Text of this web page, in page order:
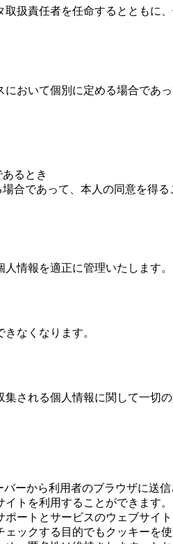
扱責任者を任命するとともに
おいて個別に定める場合であ
るとき
合であって、本人の同意を得
情報を適正に管理いたします。
なくなります。
される個人情報に関して一切の
ーから利用者のブラウザに送
トを利用することができます。
ートとサービスのウェブサイ
ックする目的でもクッキーを